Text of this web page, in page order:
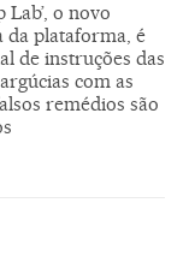
Lab’, o novo
da plataforma, é
de instruções das
com as
remédios são